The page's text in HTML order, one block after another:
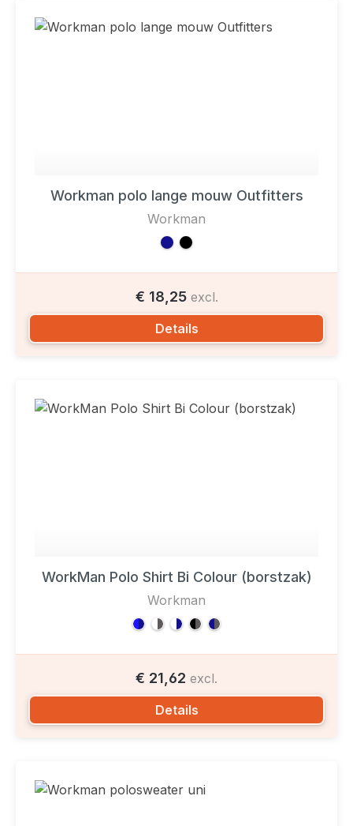
Workman polo lange mouw Outfitters
Workman
€ 18,25 excl.
Details
WorkMan Polo Shirt Bi Colour (borstzak)
Workman
€ 21,62 excl.
Details